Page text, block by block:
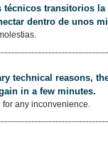
técnicos transitorios
dentro de unos
technical reasons,
in a few minutes.
any inconvenience.